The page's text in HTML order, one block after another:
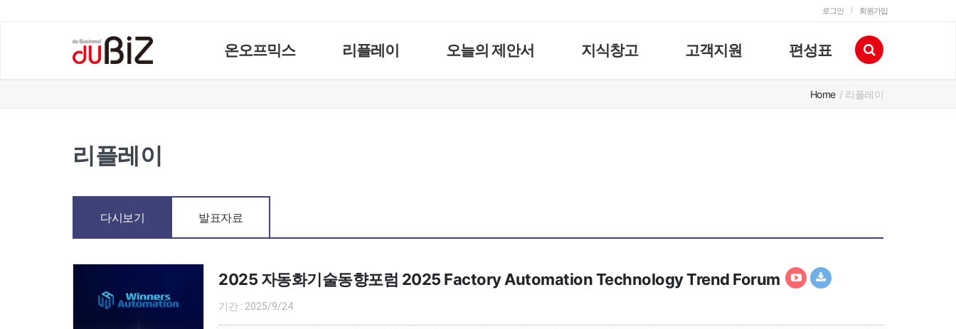
로그인 회원가입
온오프믹스 리플레이 오늘의 제안서 지식창고 고객지원 편성표
Home / 리플레이
리플레이
다시보기 발표자료
2025 자동화기술동향포럼 2025 Factory Automation Technology Trend Forum
기간 : 2025/9/24